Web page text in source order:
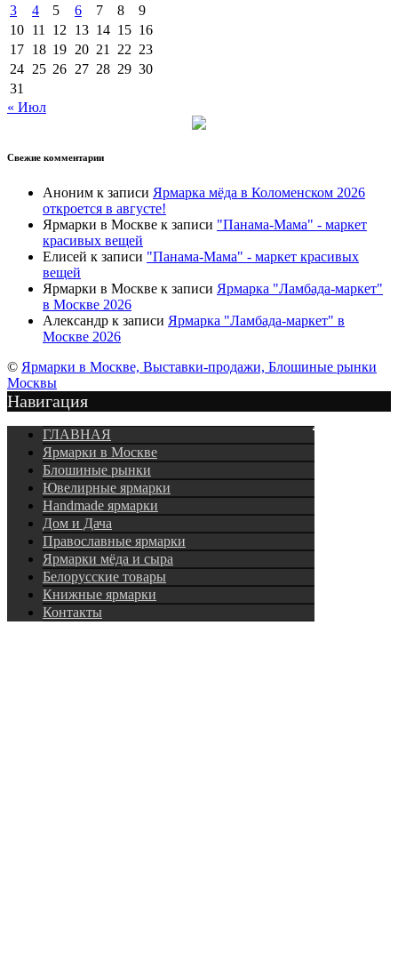
3
4 5 6 7 8
9
10 11 12 13 14 15 16
17 18 19 20 21 22 23
24 25 26 27 28 29 30
31
« Июл
Свежие комментарии
Аноним к записи Ярмарка мёда в Коломенском 2026
откроется в августе!
Ярмарки в Москве к записи "Панама-Мама" - маркет
красивых вещей
Елисей к записи "Панама-Мама" - маркет красивых
вещей
Ярмарки в Москве к записи Ярмарка "Ламбада-маркет"
в Москве 2026
Александр к записи Ярмарка "Ламбада-маркет" в
Москве 2026
© Ярмарки в Москве, Выставки-продажи, Блошиные рынки
Москвы
Навигация
Подписка
ГЛАВНАЯ
Ярмарки в Москве
Блошиные рынки
Ювелирные ярмарки
Нandmade ярмарки
Дом и Дача
Православные ярмарки
Ярмарки мёда и сыра
Белорусские товары
Книжные ярмарки
Контакты